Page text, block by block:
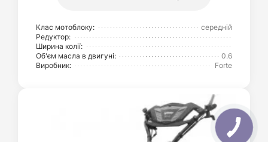
Клас мотоблоку:
середній
Редуктор:
Ширина колії:
Об'єм масла в двигуні:
0.6
Виробник:
Forte